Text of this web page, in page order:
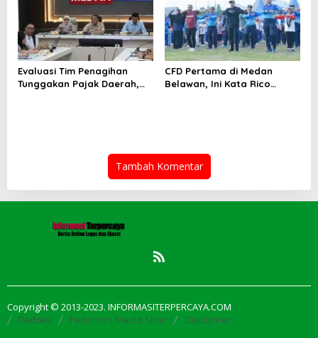
Evaluasi Tim Penagihan
Tunggakan Pajak Daerah,
CFD Pertama di Medan
Belawan, Ini Kata Rico
Tambah Komentar
Copyright © 2013-2023. INFORMASITERPERCAYA.COM
Redaksi Pedoman Media Siber Disclaimer